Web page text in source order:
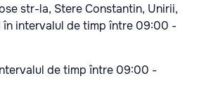
str-la, Stere Constantin, Unirii,
intervalul de timp între 09:00 -
de timp între 09:00 -